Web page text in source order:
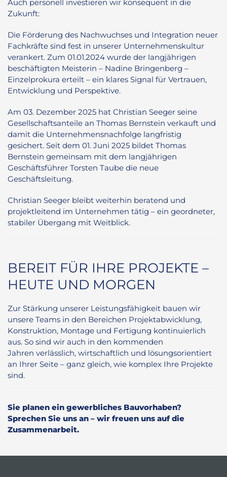
Auch personell investieren wir konsequent in die
Zukunft:
Die Förderung des Nachwuchses und Integration neuer
Fachkräfte sind fest in unserer Unternehmenskultur
verankert. Zum 01.01.2024 wurde der langjährigen
beschäftigten Meisterin – Nadine Bringenberg –
Einzelprokura erteilt – ein klares Signal für Vertrauen,
Entwicklung und Perspektive.
Am 03. Dezember 2025 hat Christian Seeger seine
Gesellschaftsanteile an Thomas Bernstein verkauft und
damit die Unternehmensnachfolge langfristig
gesichert. Seit dem 01. Juni 2025 bildet Thomas
Bernstein gemeinsam mit dem langjährigen
Geschäftsführer Torsten Taube die neue
Geschäftsleitung.
Christian Seeger bleibt weiterhin beratend und
projektleitend im Unternehmen tätig – ein geordneter,
stabiler Übergang mit Weitblick.
BEREIT FÜR IHRE PROJEKTE –
HEUTE UND MORGEN
Zur Stärkung unserer Leistungsfähigkeit bauen wir
unsere Teams in den Bereichen Projektabwicklung,
Konstruktion, Montage und Fertigung kontinuierlich
aus. So sind wir auch in den kommenden
Jahren verlässlich, wirtschaftlich und lösungsorientiert
an Ihrer Seite – ganz gleich, wie komplex Ihre Projekte
sind.
Sie planen ein gewerbliches Bauvorhaben?
Sprechen Sie uns an – wir freuen uns auf die
Zusammenarbeit.